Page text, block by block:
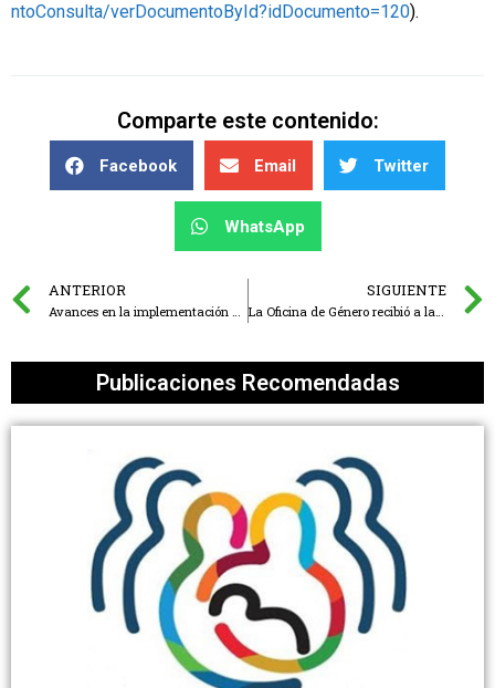
ntoConsulta/verDocumentoById?idDocumento=120).
Comparte este contenido:
Facebook Email Twitter
WhatsApp
ANTERIOR
Avances en la implementación de la Ley Micaela
SIGUIENTE
La Oficina de Género recibió a las directoras del Observatorio de Violencia contra las Mujeres de Salta
Publicaciones Recomendadas